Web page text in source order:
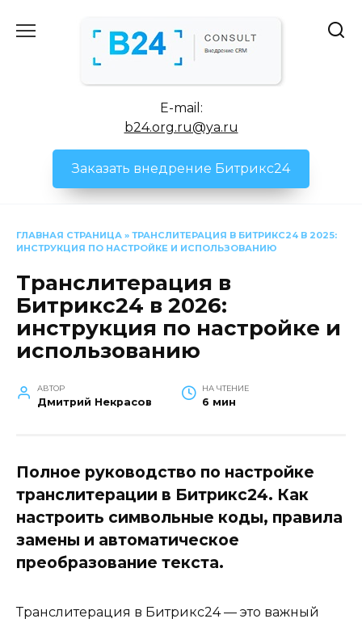
E-mail:
b24.org.ru@ya.ru
Заказать внедрение Битрикс24
ГЛАВНАЯ СТРАНИЦА » ТРАНСЛИТЕРАЦИЯ В БИТРИКС24 В 2025:
ИНСТРУКЦИЯ ПО НАСТРОЙКЕ И ИСПОЛЬЗОВАНИЮ
Транслитерация в
Битрикс24 в 2026:
инструкция по настройке и
использованию
АВТОР
Дмитрий Некрасов
НА ЧТЕНИЕ
6 мин
Полное руководство по настройке
транслитерации в Битрикс24. Как
настроить символьные коды, правила
замены и автоматическое
преобразование текста.
Транслитерация в Битрикс24 — это важный